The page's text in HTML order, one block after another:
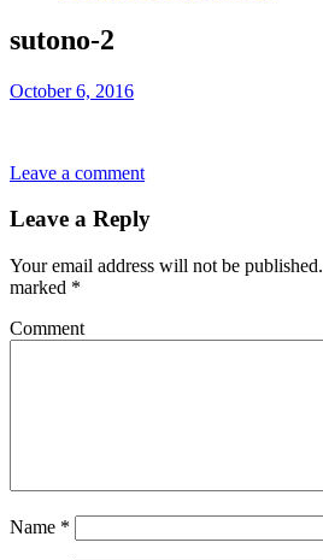
sutono-2
October 6, 2016
Leave a comment
Leave a Reply
Your email address will not be published.
marked *
Comment
Name *